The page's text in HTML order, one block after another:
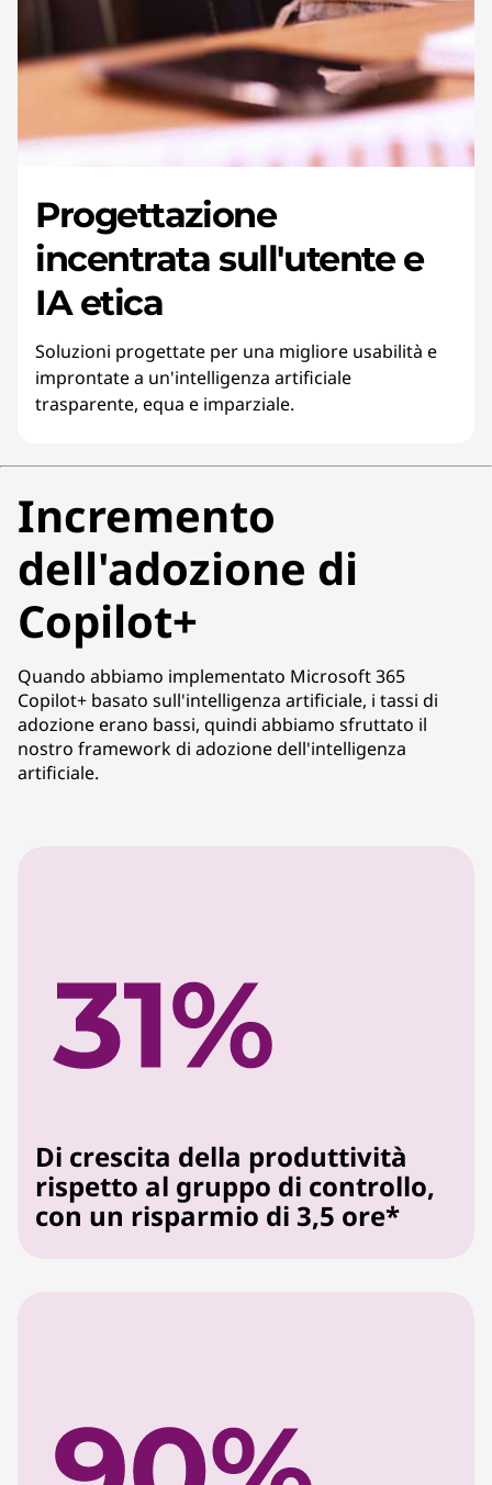
Progettazione
incentrata sull'utente e
IA etica
Soluzioni progettate per una migliore usabilità e
improntate a un'intelligenza artificiale
trasparente, equa e imparziale.
Incremento
dell'adozione di
Copilot+
Quando abbiamo implementato Microsoft 365
Copilot+ basato sull'intelligenza artificiale, i tassi di
adozione erano bassi, quindi abbiamo sfruttato il
nostro framework di adozione dell'intelligenza
artificiale.
Di crescita della produttività
rispetto al gruppo di controllo,
con un risparmio di 3,5 ore*